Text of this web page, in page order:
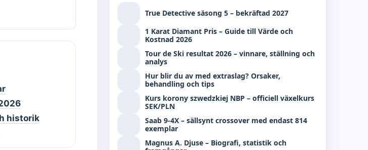
historik
True Detective säsong 5 – bekräftad 2027
1 Karat Diamant Pris – Guide till Värde och
Kostnad 2026
Tour de Ski resultat 2026 – vinnare, ställning och
analys
Hur blir du av med extraslag? Orsaker,
behandling och tips
Kurs korony szwedzkiej NBP – officiell växelkurs
SEK/PLN
Saab 9-4X – sällsynt crossover med endast 814
exemplar
Magnus A. Djuse – Biografi, statistik och